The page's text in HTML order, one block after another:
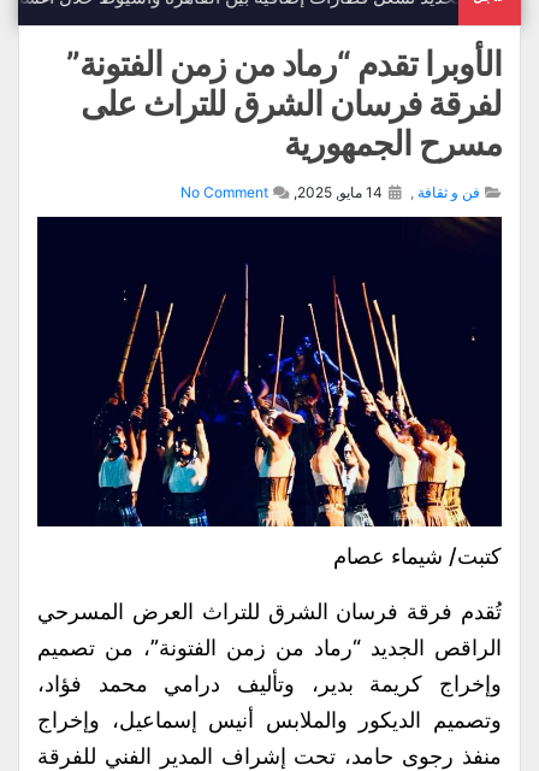
الأوبرا تقدم “رماد من زمن الفتونة”
لفرقة فرسان الشرق للتراث على
مسرح الجمهورية
فن و ثقافة ,
No Comment
كتبت/ شيماء عصام
تُقدم فرقة فرسان الشرق للتراث العرض المسرحي
الراقص الجديد “رماد من زمن الفتونة”، من تصميم
وإخراج كريمة بدير، وتأليف درامي محمد فؤاد،
وتصميم الديكور والملابس أنيس إسماعيل، وإخراج
منفذ رجوى حامد، تحت إشراف المدير الفني للفرقة